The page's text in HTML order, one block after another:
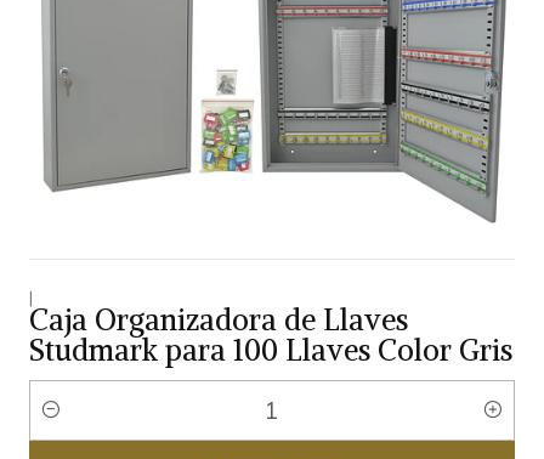
|
Caja Organizadora de Llaves
Studmark para 100 Llaves Color Gris
Cantidad